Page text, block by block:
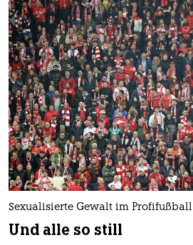
Sexualisierte Gewalt im Profifußball
Und alle so still